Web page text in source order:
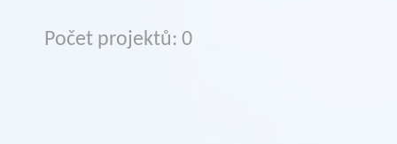
Počet projektů: 0